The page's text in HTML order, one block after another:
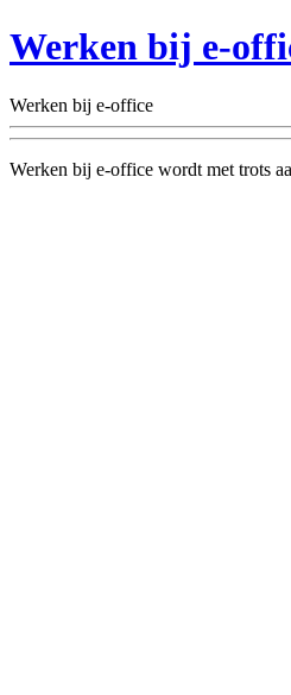
Werken bij e-
Werken bij e-office
Werken bij e-office wordt met trots